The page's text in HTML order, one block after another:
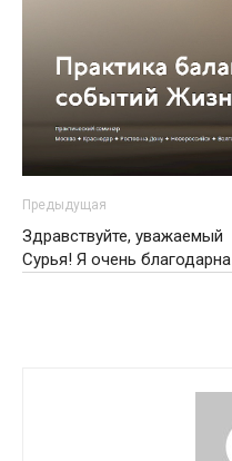
Предыдущая
Здравствуйте, уважаемый
Сурья! Я очень благодарна